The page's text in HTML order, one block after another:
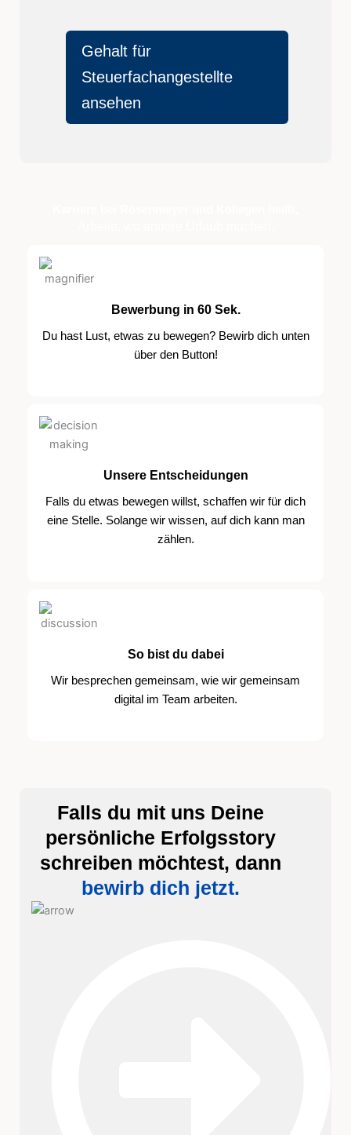
Gehalt für
Steuerfachangestellte
ansehen
Bewerbung in 60 Sek.
Du hast Lust, etwas zu bewegen? Bewirb dich unten
über den Button!
Unsere Entscheidungen
Falls du etwas bewegen willst, schaffen wir für dich
eine Stelle. Solange wir wissen, auf dich kann man
zählen.
So bist du dabei
Wir besprechen gemeinsam, wie wir gemeinsam
digital im Team arbeiten.
Falls du mit uns Deine
persönliche Erfolgsstory
schreiben möchtest, dann
bewirb dich jetzt.